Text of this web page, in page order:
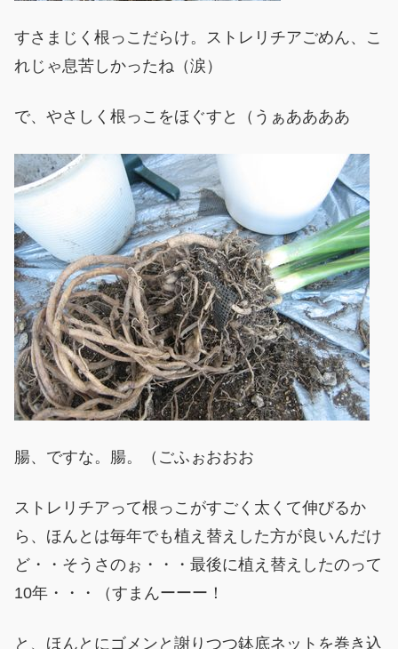
すさまじく根っこだらけ。ストレリチアごめん、こ
れじゃ息苦しかったね（涙）
で、やさしく根っこをほぐすと（うぁああああ
腸、ですな。腸。（ごふぉおおお
ストレリチアって根っこがすごく太くて伸びるか
ら、ほんとは毎年でも植え替えした方が良いんだけ
ど・・そうさのぉ・・・最後に植え替えしたのって
10年・・・（すまんーーー！
と、ほんとにゴメンと謝りつつ鉢底ネットを巻き込